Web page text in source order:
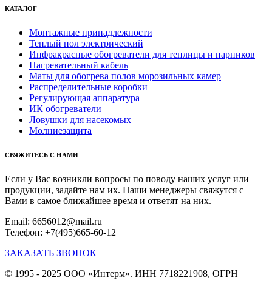
КАТАЛОГ
Монтажные принадлежности
Теплый пол электрический
Инфракрасные обогреватели для теплицы и парников
Нагревательный кабель
Маты для обогрева полов морозильных камер
Распределительные коробки
Регулирующая аппаратура
ИК обогреватели
Ловушки для насекомых
Молниезащита
СВЯЖИТЕСЬ С НАМИ
Если у Вас возникли вопросы по поводу наших услуг или
продукции, задайте нам их. Наши менеджеры свяжутся с
Вами в самое ближайшее время и ответят на них.
Email: 6656012@mail.ru
Телефон: +7(495)665-60-12
ЗАКАЗАТЬ ЗВОНОК
© 1995 - 2025 ООО «Интерм». ИНН 7718221908, ОГРН